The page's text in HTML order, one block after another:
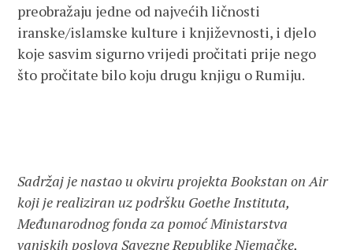
preobražaju jedne od najvećih ličnosti
iranske/islamske kulture i književnosti, i djelo
koje sasvim sigurno vrijedi pročitati prije nego
što pročitate bilo koju drugu knjigu o Rumiju.
Sadržaj je nastao u okviru projekta Bookstan on Air
koji je realiziran uz podršku Goethe Instituta,
Međunarodnog fonda za pomoć Ministarstva
vanjskih poslova Savezne Republike Njemačke,